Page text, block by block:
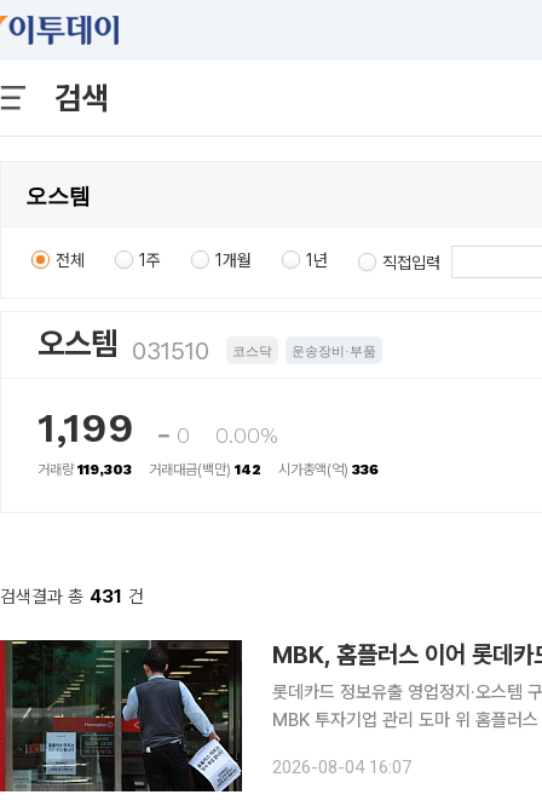
검색
전체 1주 1개월 1년 직접입력
오스템 031510 코스닥 운송장비·부품
1,199 0 0.00%
거래량119,303 거래대금(백만) 142 시가총액(억) 336
검색결과 총 431 건
MBK, 홈플러스 이어 롯데카
롯데카드 정보유출 영업정지·오스템
MBK 투자기업 관리 도마 위 홈플러스 기업회생으로 촉발된 MBK파트너스의 경영 책임 논란이 롯
자기업에서 정보보호 부실과 구조조
2026-08-04 16:07